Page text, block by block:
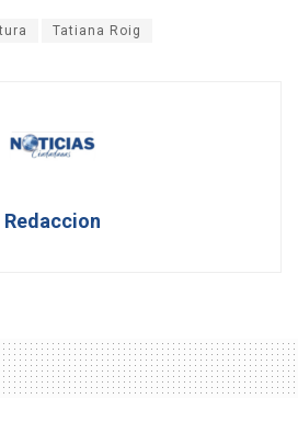
Tatiana Roig
Redaccion